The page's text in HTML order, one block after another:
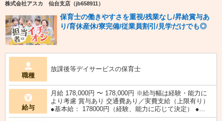
株式会社アスカ 仙台支店（jb658911）
保育士の働きやすさを重視/残業なし/昇給賞与あ
り/育休産休/寮完備/従業員割引/見学だけでも◎
職種
放課後等デイサービスの保育士
給与
月給 178,000円 〜 178,000円 ※給与幅は経験・能力に
より考慮 賞与あり 交通費あり／実費支給（上限有り）
●基本給： 178000円（経験、能力に応じて決定） ●...